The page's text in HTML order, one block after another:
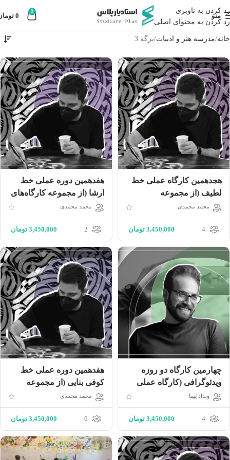
رد کردن به ناوبری
رد کردن به محتوای اصلی
منو
0
0
خانه مدرسه هنر و ادبیات برگه 3
هجدهمین کارگاه عملى خط
لطیف (از مجموعه
كارگاه‌هاى تايپوگرافى)
محمد محمدی
4
3,450,000 تومان
هفدهمین دوره عملى خط
ارشا (از مجموعه كارگاه‌هاى
تايپوگرافى)
محمد محمدی
2
3,450,000 تومان
چهارمین کارگاه دو روزه
ویدئوگرافی (کارگاه عملی
فیلمبرداری حرفه‌ای با
موبایل)
ونداد لِبینا
4
3,450,000 تومان
هفدهمین دوره عملى خط
كوفى بنايى (از مجموعه
كارگاه‌هاى تايپوگرافى)
محمد محمدی
0
3,450,000 تومان